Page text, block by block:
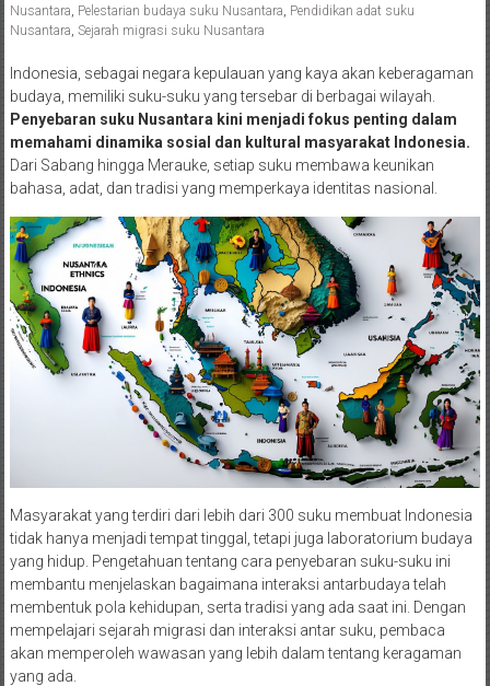
Nusantara Pelestarian budaya suku Nusantara Pendidikan adat suku
Nusantara Sejarah migrasi suku Nusantara
Indonesia, sebagai negara kepulauan yang kaya akan keberagaman
budaya, memiliki suku-suku yang tersebar di berbagai wilayah.
Penyebaran suku Nusantara kini menjadi fokus penting dalam
memahami dinamika sosial dan kultural masyarakat Indonesia.
Dari Sabang hingga Merauke, setiap suku membawa keunikan
bahasa, adat, dan tradisi yang memperkaya identitas nasional.
Masyarakat yang terdiri dari lebih dari 300 suku membuat Indonesia
tidak hanya menjadi tempat tinggal, tetapi juga laboratorium budaya
yang hidup. Pengetahuan tentang cara penyebaran suku-suku ini
membantu menjelaskan bagaimana interaksi antarbudaya telah
membentuk pola kehidupan, serta tradisi yang ada saat ini. Dengan
mempelajari sejarah migrasi dan interaksi antar suku, pembaca
akan memperoleh wawasan yang lebih dalam tentang keragaman
yang ada.